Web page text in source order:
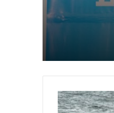
Vacances
2025